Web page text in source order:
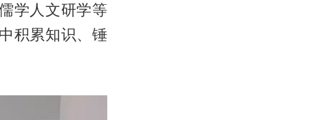
学人文研学等
积累知识、锤